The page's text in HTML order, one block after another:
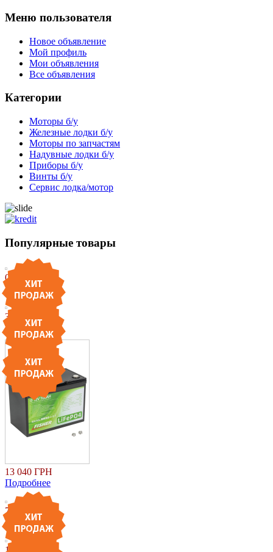
Меню пользователя
Новое объявление
Мой профиль
Мои объявления
Все объявления
Категории
Моторы б/у
Железные лодки б/у
Моторы по запчастям
Надувные лодки б/у
Приборы б/у
Винты б/у
Сервис лодка/мотор
Популярные товары
0 ГРН
Подробнее
3 150 ГРН
Подробнее
13 040 ГРН
Подробнее
79 999 ГРН
Подробнее
10 999 ГРН